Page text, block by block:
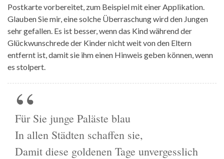
Postkarte vorbereitet, zum Beispiel mit einer Applikation.
Glauben Sie mir, eine solche Überraschung wird den Jungen
sehr gefallen. Es ist besser, wenn das Kind während der
Glückwunschrede der Kinder nicht weit von den Eltern
entfernt ist, damit sie ihm einen Hinweis geben können, wenn
es stolpert.
Für Sie junge Paläste blau
In allen Städten schaffen sie,
Damit diese goldenen Tage unvergesslich